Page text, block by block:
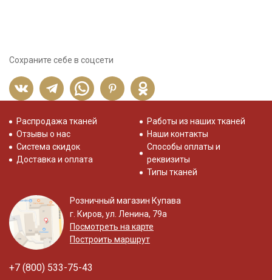
Сохраните себе в соцсети
Распродажа тканей
Отзывы о нас
Система скидок
Доставка и оплата
Работы из наших тканей
Наши контакты
Способы оплаты и
реквизиты
Типы тканей
Розничный магазин Купава
г. Киров, ул. Ленина, 79а
Посмотреть на карте
Построить маршрут
+7 (800) 533-75-43